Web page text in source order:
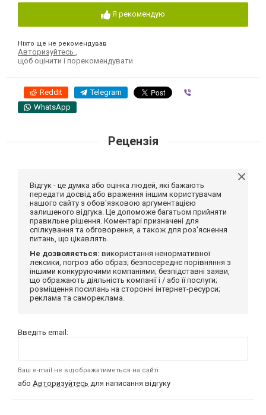
Я рекомендую
Ніхто ще не рекомендував
Авторизуйтесь
щоб оцінити і порекомендувати
Reddit Telegram
WhatsApp
Рецензія
Відгук - це думка або оцінка людей, які бажають
передати досвід або враження іншим користувачам
нашого сайту з обов'язковою аргументацією
залишеного відгука. Це допоможе багатьом прийняти
правильне рішення. Коментарі призначені для
спілкування та обговорення, а також для роз'яснення
питань, що цікавлять.
Не дозволяється: використання ненормативної
лексики, погроз або образ; безпосереднє порівняння з
іншими конкуруючими компаніями; безпідставні заяви,
що ображають діяльність компанії і / або її послуги;
розміщення посилань на сторонні інтернет-ресурси;
реклама та самореклама.
Введіть email:
Ваш e-mail не відображатиметься на сайті
або Авторизуйтесь для написання відгуку